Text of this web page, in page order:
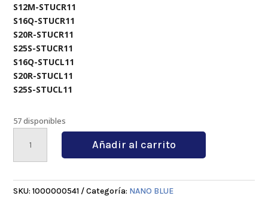
S12M-STUCR11
S16Q-STUCR11
S20R-STUCR11
S25S-STUCR11
S16Q-STUCL11
S20R-STUCL11
S25S-STUCL11
57 disponibles
TCMT110208
KT7030
cantidad
Añadir al carrito
SKU:1000000541 Categoría: NANO BLUE